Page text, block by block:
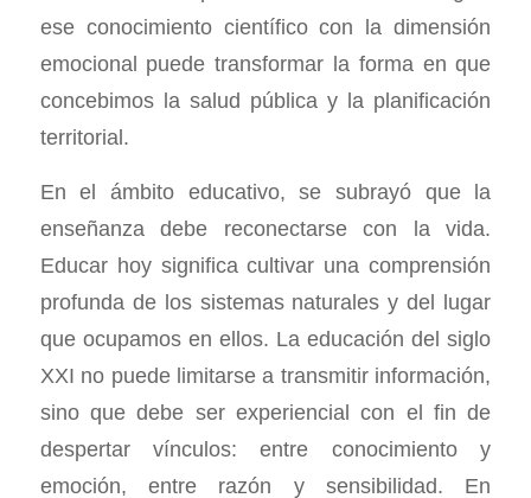
ese conocimiento científico con la dimensión
emocional puede transformar la forma en que
concebimos la salud pública y la planificación
territorial.
En el ámbito educativo, se subrayó que la
enseñanza debe reconectarse con la vida.
Educar hoy significa cultivar una comprensión
profunda de los sistemas naturales y del lugar
que ocupamos en ellos. La educación del siglo
XXI no puede limitarse a transmitir información,
sino que debe ser experiencial con el fin de
despertar vínculos: entre conocimiento y
emoción, entre razón y sensibilidad. En